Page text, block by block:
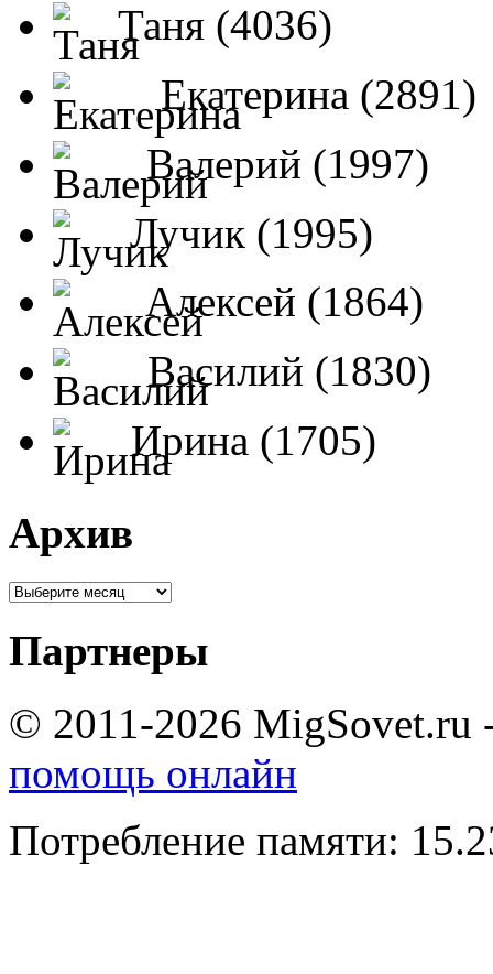
Таня (4036)
Екатерина (2891)
Валерий (1997)
Лучик (1995)
Алексей (1864)
Василий (1830)
Ирина (1705)
Архив
Партнеры
© 2011-2026 MigSovet.ru
помощь онлайн
Потребление памяти: